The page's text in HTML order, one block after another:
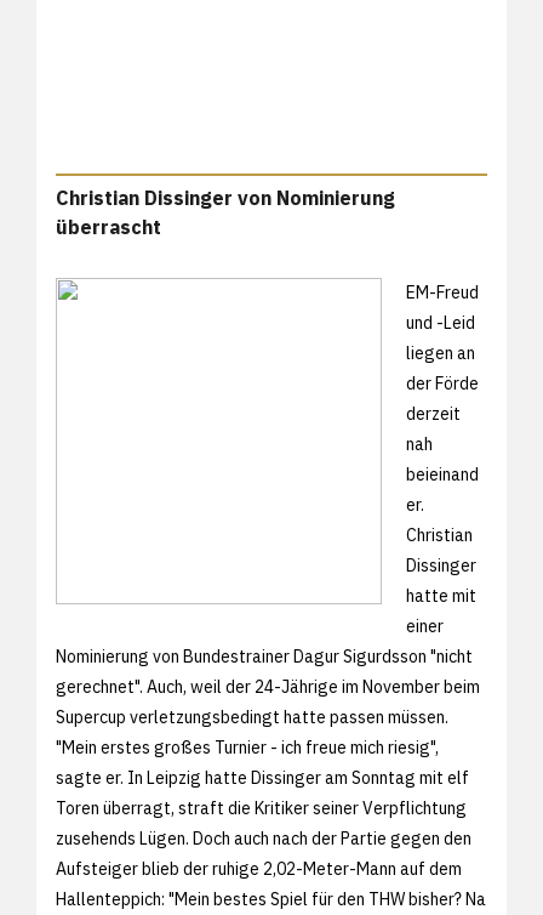
Christian Dissinger von Nominierung
überrascht
EM-Freud
und -Leid
liegen an
der Förde
derzeit
nah
beieinand
er.
Christian
Dissinger
hatte mit
einer
Nominierung von Bundestrainer Dagur Sigurdsson "nicht
gerechnet". Auch, weil der 24-Jährige im November beim
Supercup verletzungsbedingt hatte passen müssen.
"Mein erstes großes Turnier - ich freue mich riesig",
sagte er. In Leipzig hatte Dissinger am Sonntag mit elf
Toren überragt, straft die Kritiker seiner Verpflichtung
zusehends Lügen. Doch auch nach der Partie gegen den
Aufsteiger blieb der ruhige 2,02-Meter-Mann auf dem
Hallenteppich: "Mein bestes Spiel für den THW bisher? Na